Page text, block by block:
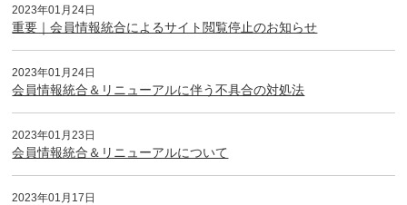
2023年01月24日
重要｜会員情報統合によるサイト閲覧停止のお知らせ
2023年01月24日
会員情報統合＆リニューアルに伴う不具合の対処法
2023年01月23日
会員情報統合＆リニューアルについて
2023年01月17日